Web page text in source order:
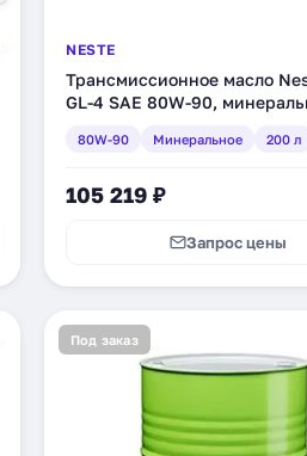
NESTE
Трансмиссионное масло
GL-4 SAE 80W-90,
80W-90 Минеральное 200 л
105 219 ₽
Запрос цены
Под заказ